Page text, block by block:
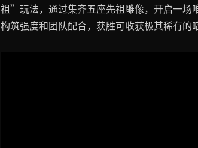
祖”玩法，通过集齐五座先祖雕像，开启一场
构筑强度和团队配合，获胜可收获极其稀有的